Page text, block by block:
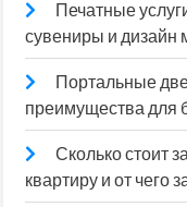
Печатные
сувениры и дизайн
Портальные
преимущества для
Сколько стоит
квартиру и от чего